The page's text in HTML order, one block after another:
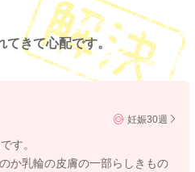
てきて心配です。
妊娠30週
す。
か乳輪の皮膚の一部らしきもの